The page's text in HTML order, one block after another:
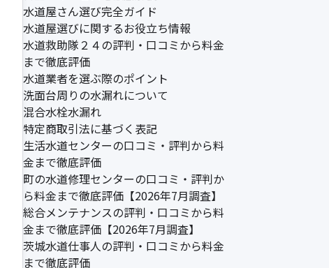
水道屋さん選び完全ガイド
水道屋選びに関するお役立ち情報
水道救助隊２４の評判・口コミから料金
まで徹底評価
水道業者を選ぶ際のポイント
洗面台周りの水漏れについて
混合水栓水漏れ
特定商取引法に基づく表記
生活水道センターの口コミ・評判から料
金まで徹底評価
町の水道修理センターの口コミ・評判か
ら料金まで徹底評価【2026年7月調査】
総合メンテナンスの評判・口コミから料
金まで徹底評価【2026年7月調査】
茨城水道仕事人の評判・口コミから料金
まで徹底評価